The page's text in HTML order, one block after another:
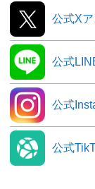
公式Xア
公式
公式
公式